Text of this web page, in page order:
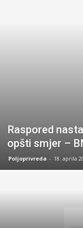
Raspored
opšti smjer –
Poljoprivreda - 18. aprila